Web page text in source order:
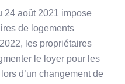
24 août 2021 impose
de logements
les propriétaires
le loyer pour les
d’un changement de